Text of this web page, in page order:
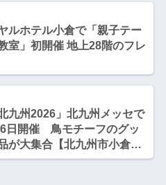
ルホテル小倉で「親子テー
室」初開催 地上28階のフレ
九州2026」北九州メッセで
日開催 鳥モチーフのグッ
が大集合【北九州市小倉北